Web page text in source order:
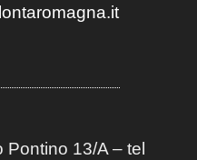
Pontino 13/A– tel